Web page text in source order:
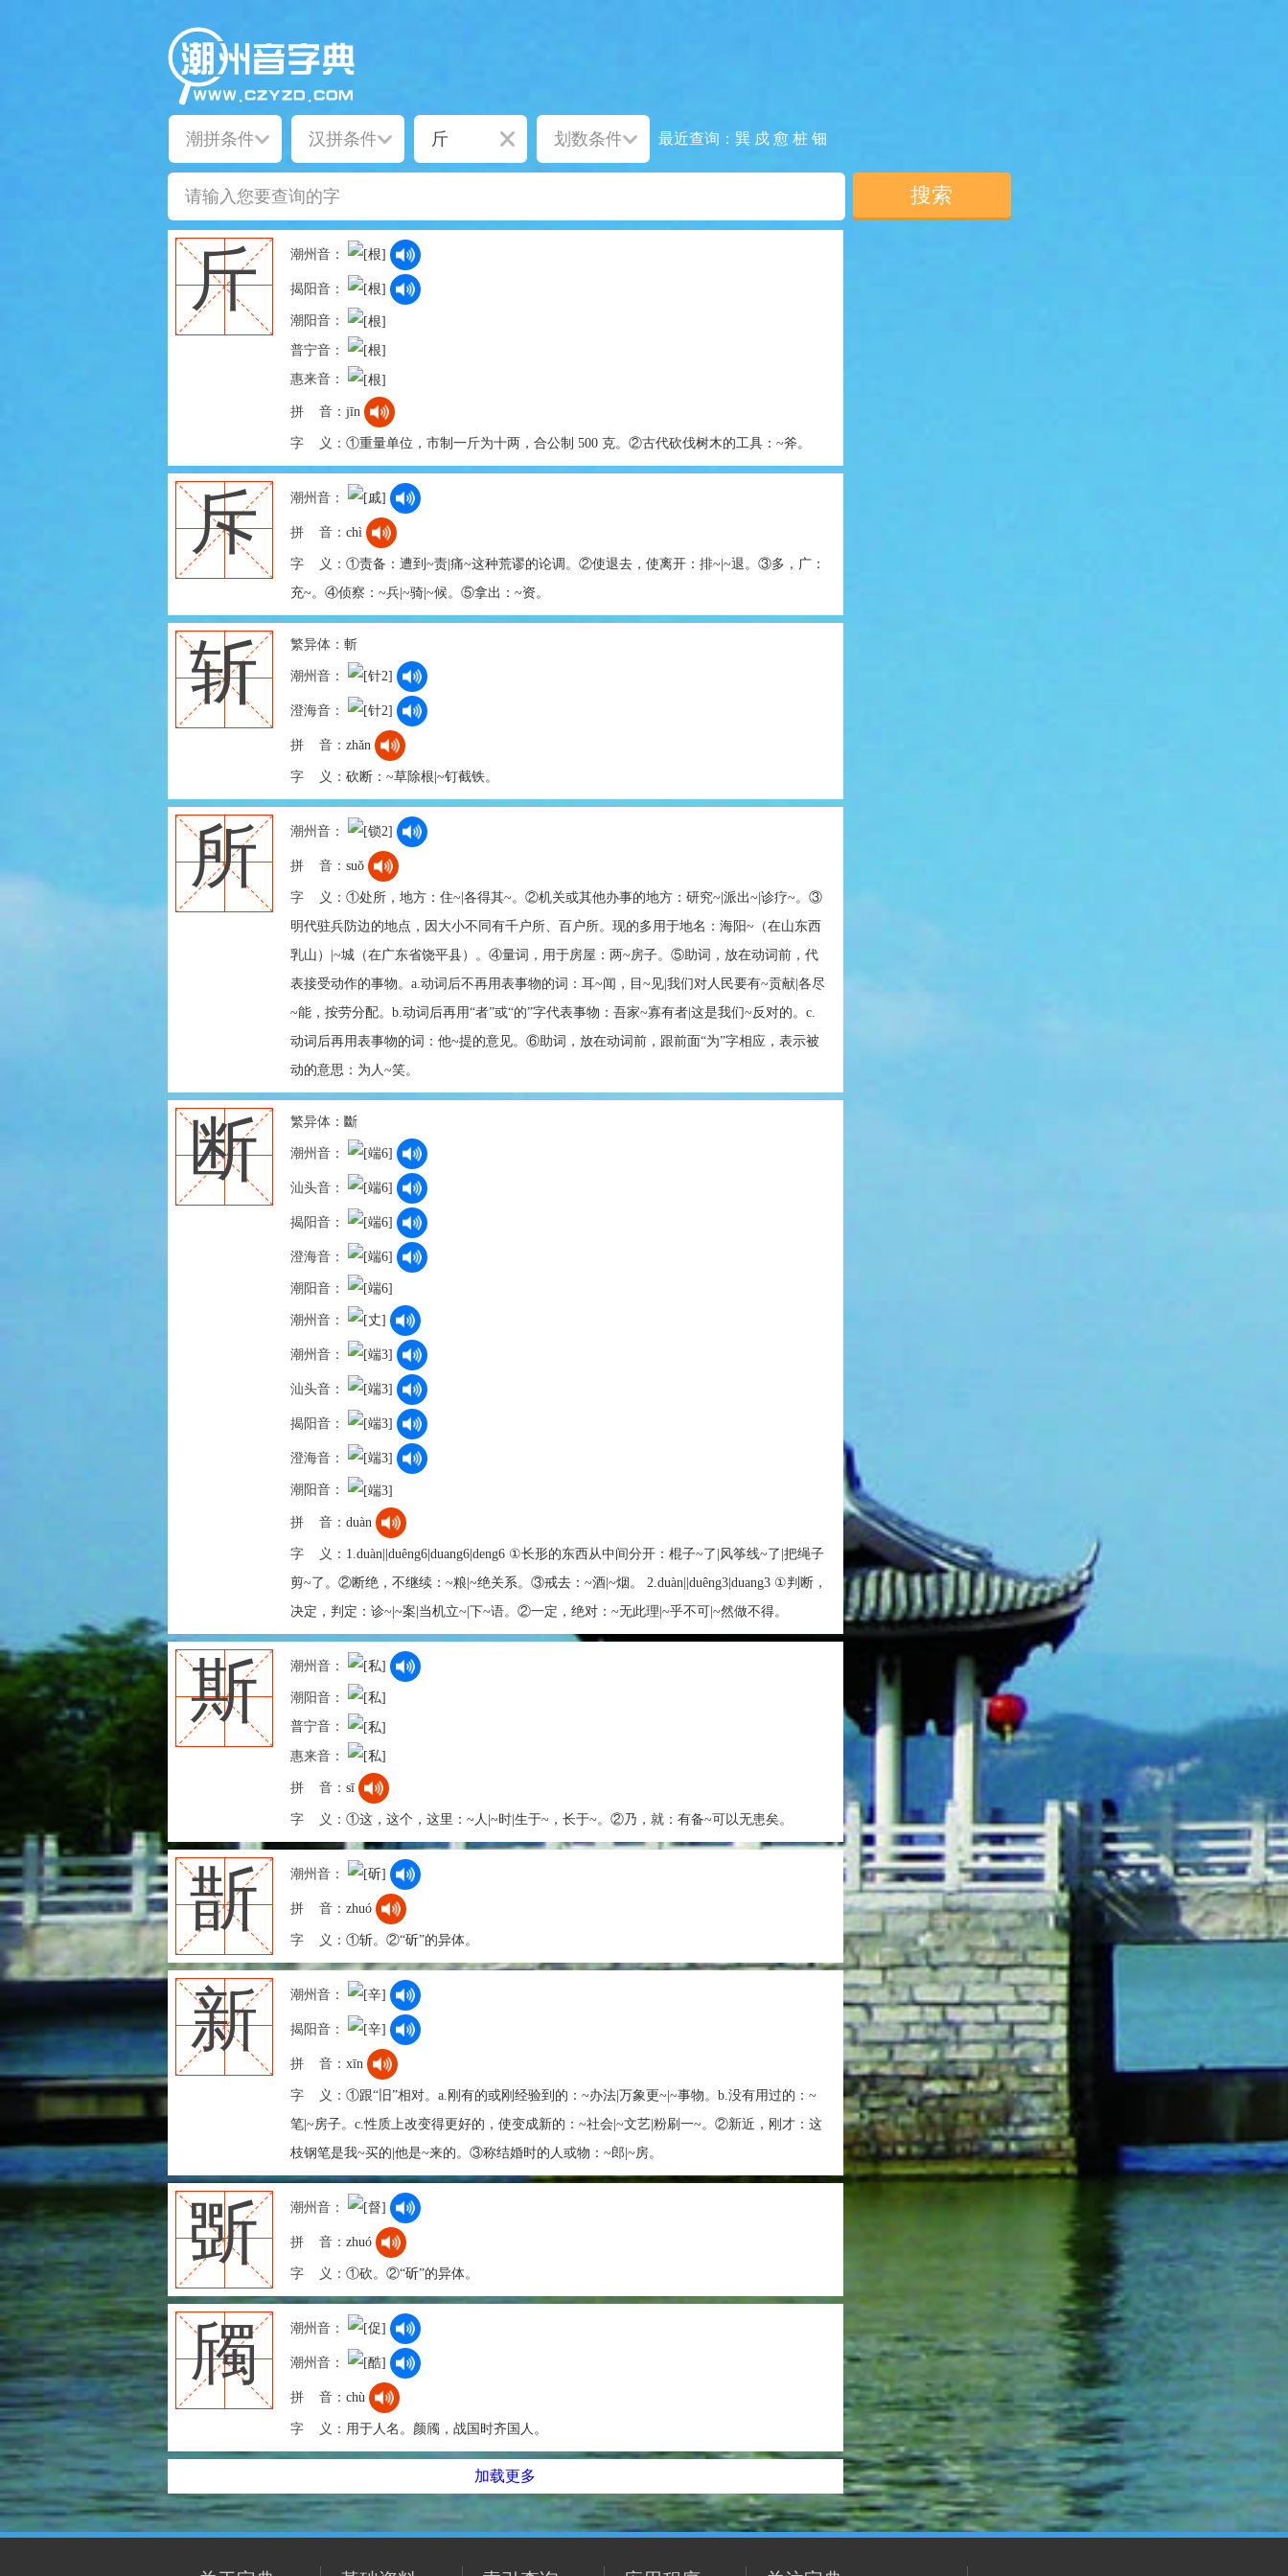
最近查询： 巽 戍 愈 桩 钿
斤 潮州音：
揭阳音：
潮阳音：
普宁音：
惠来音：
拼 音： jīn
字 义： ①重量单位，市制一斤为十两，合公制 500 克。②古代砍伐树木的工具：~斧。
斥 潮州音：
拼 音： chì
字 义： ①责备：遭到~责|痛~这种荒谬的论调。②使退去，使离开：排~|~退。③多，广：
充~。④侦察：~兵|~骑|~候。⑤拿出：~资。
斩 繁异体： 斬
潮州音：
澄海音：
拼 音： zhǎn
字 义： 砍断：~草除根|~钉截铁。
所 潮州音：
拼 音： suǒ
字 义： ①处所，地方：住~|各得其~。②机关或其他办事的地方：研究~|派出~|诊疗~。③
明代驻兵防边的地点，因大小不同有千户所、百户所。现的多用于地名：海阳~（在山东西
乳山）|~城（在广东省饶平县）。④量词，用于房屋：两~房子。⑤助词，放在动词前，代
表接受动作的事物。a.动词后不再用表事物的词：耳~闻，目~见|我们对人民要有~贡献|各尽
~能，按劳分配。b.动词后再用“者”或“的”字代表事物：吾家~寡有者|这是我们~反对的。c.
动词后再用表事物的词：他~提的意见。⑥助词，放在动词前，跟前面“为”字相应，表示被
动的意思：为人~笑。
断 繁异体： 斷
潮州音：
汕头音：
揭阳音：
澄海音：
潮阳音：
潮州音：
潮州音：
汕头音：
揭阳音：
澄海音：
潮阳音：
拼 音： duàn
字 义： 1.duàn||duêng6|duang6|deng6 ①长形的东西从中间分开：棍子~了|风筝线~了|把绳子
剪~了。②断绝，不继续：~粮|~绝关系。③戒去：~酒|~烟。 2.duàn||duêng3|duang3 ①判断，
决定，判定：诊~|~案|当机立~|下~语。②一定，绝对：~无此理|~乎不可|~然做不得。
斯 潮州音：
潮阳音：
普宁音：
惠来音：
拼 音： sī
字 义： ①这，这个，这里：~人|~时|生于~，长于~。②乃，就：有备~可以无患矣。
斮 潮州音：
拼 音： zhuó
字 义： ①斩。②“斫”的异体。
新 潮州音：
揭阳音：
拼 音： xīn
字 义： ①跟“旧”相对。a.刚有的或刚经验到的：~办法|万象更~|~事物。b.没有用过的：~
笔|~房子。c.性质上改变得更好的，使变成新的：~社会|~文艺|粉刷一~。②新近，刚才：这
枝钢笔是我~买的|他是~来的。③称结婚时的人或物：~郎|~房。
斲 潮州音：
拼 音： zhuó
字 义： ①砍。②“斫”的异体。
斶 潮州音：
潮州音：
拼 音： chù
字 义： 用于人名。颜斶，战国时齐国人。
加载更多